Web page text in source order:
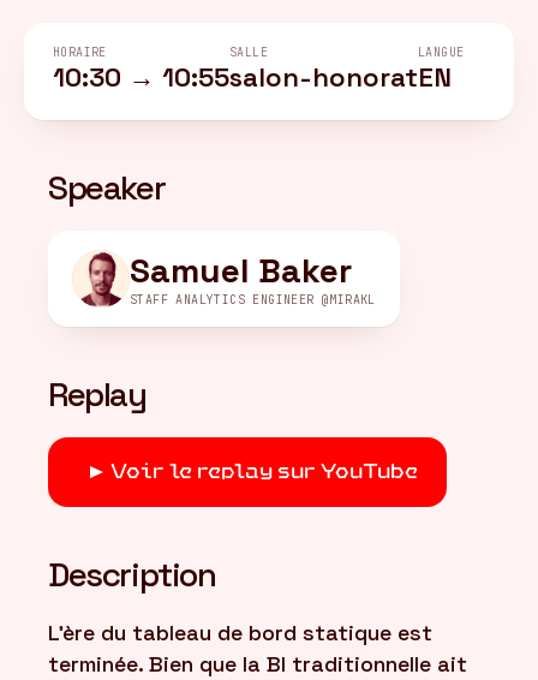
/ EN
HORAIRE
10:30 → 10:55
SALLE
salon-honorat
LANGUE
EN
Speaker
Samuel Baker
STAFF ANALYTICS ENGINEER @MIRAKL
Replay
Voir le replay sur YouTube
Description
L'ère du tableau de bord statique est
terminée. Bien que la BI traditionnelle ait